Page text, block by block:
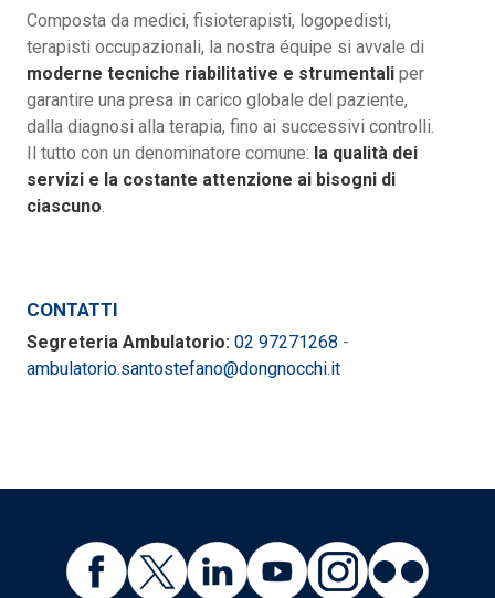
Composta da medici, fisioterapisti, logopedisti,
terapisti occupazionali, la nostra équipe si avvale di
moderne tecniche riabilitative e strumentali per
garantire una presa in carico globale del paziente,
dalla diagnosi alla terapia, fino ai successivi controlli.
Il tutto con un denominatore comune: la qualità dei
servizi e la costante attenzione ai bisogni di
ciascuno
CONTATTI
Segreteria Ambulatorio: 02 97271268 -
ambulatorio.santostefano@dongnocchi.it